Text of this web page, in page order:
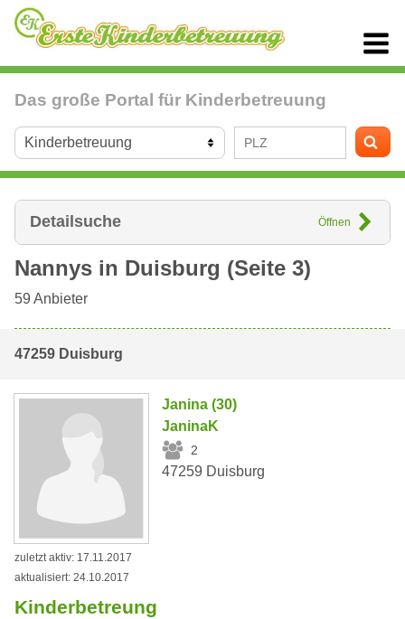
Das große Portal für Kinderbetreuung
Detailsuche Öffnen
Nannys in Duisburg (Seite 3)
59 Anbieter
47259 Duisburg
Janina (30)
JaninaK
2
47259 Duisburg
zuletzt aktiv: 17.11.2017
aktualisiert: 24.10.2017
Kinderbetreung